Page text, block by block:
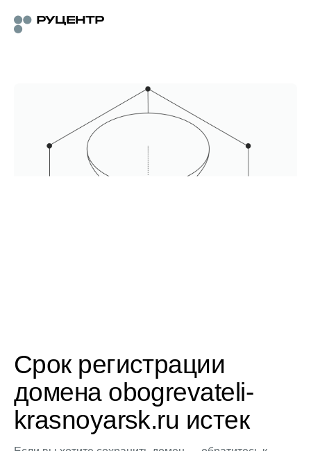
Срок регистрации
домена obogrevateli-
krasnoyarsk.ru истек